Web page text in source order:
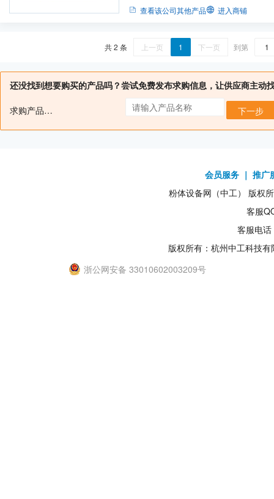
查看该公司其他产品 进入商铺
共 2 条 上一页 1 下一页 到第
还没找到想要购买的产品吗？尝试免费发布求购信息，让供应商主动
求购产品名： 下一步
会员服务 ｜ 推广
粉体设备网（中工） 版权
客服
客服电
版权所有：杭州中工科技
浙公网安备 33010602003209号